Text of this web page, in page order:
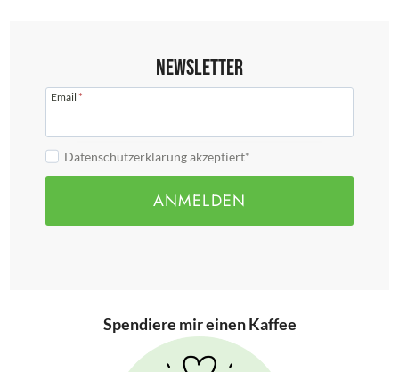
Newsletter
Email *
Datenschutzerklärung akzeptiert*
ANMELDEN
Spendiere mir einen Kaffee